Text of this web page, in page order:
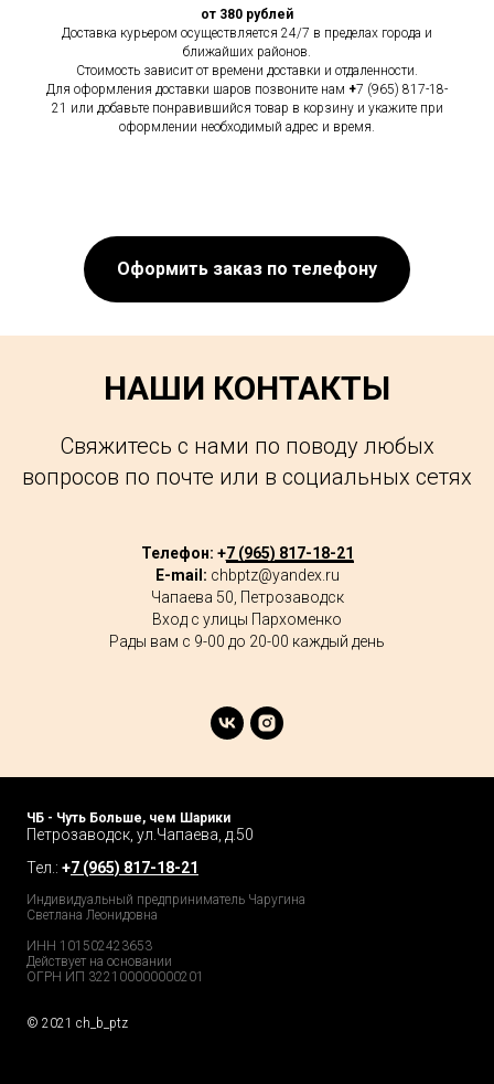
от 380 рублей
Доставка курьером осуществляется 24/7 в пределах города и
ближайших районов.
Стоимость зависит от времени доставки и отдаленности.
Для оформления доставки шаров позвоните нам +7 (965) 817-18-
21 или добавьте понравившийся товар в корзину и укажите при
оформлении необходимый адрес и время.
Оформить заказ по телефону
НАШИ КОНТАКТЫ
Свяжитесь с нами по поводу любых
вопросов по почте или в социальных сетях
Телефон: +7 (965) 817-18-21
E-mail: chbptz@yandex.ru
Чапаева 50, Петрозаводск
Вход с улицы Пархоменко
Рады вам с 9-00 до 20-00 каждый день
ЧБ - Чуть Больше, чем Шарики
Петрозаводск, ул.Чапаева, д.50
Тел.: +7 (965) 817-18-21
Индивидуальный предприниматель Чаругина
Светлана Леонидовна
ИНН 101502423653
Действует на основании
ОГРН ИП 322100000000201
© 2021 ch_b_ptz